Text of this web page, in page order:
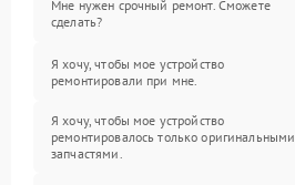
Мне нужен срочный ремонт. Сможете
сделать?
Я хочу, чтобы мое устройство
ремонтировали при мне.
Я хочу, чтобы мое устройство
ремонтировалось только оригинальными
запчастями.